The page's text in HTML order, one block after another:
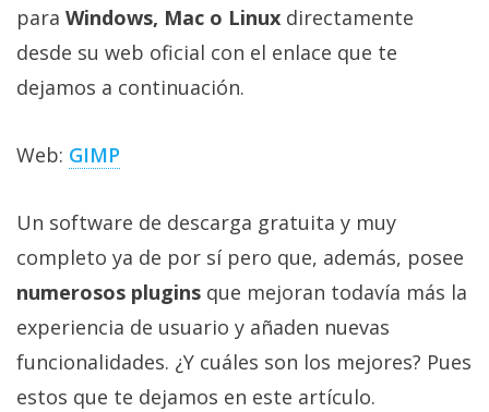
Contacto
/
Sobre
nosotros
Publicidad
opciones
de
privacidad
Aviso
Legal
para Windows, Mac o Linux directamente
desde su web oficial con el enlace que te
dejamos a continuación.
Web: GIMP
Un software de descarga gratuita y muy
completo ya de por sí pero que, además, posee
numerosos plugins que mejoran todavía más la
experiencia de usuario y añaden nuevas
funcionalidades. ¿Y cuáles son los mejores? Pues
estos que te dejamos en este artículo.